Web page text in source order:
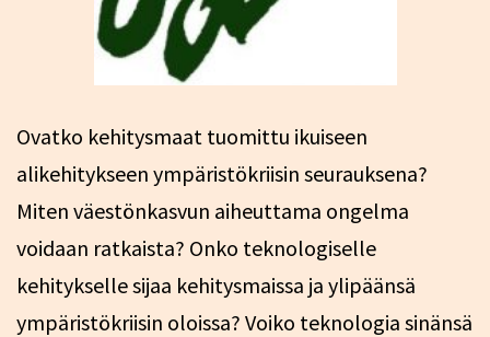
Ovatko kehitysmaat tuomittu ikuiseen
alikehitykseen ympäristökriisin seurauksena?
Miten väestönkasvun aiheuttama ongelma
voidaan ratkaista? Onko teknologiselle
kehitykselle sijaa kehitysmaissa ja ylipäänsä
ympäristökriisin oloissa? Voiko teknologia sinänsä